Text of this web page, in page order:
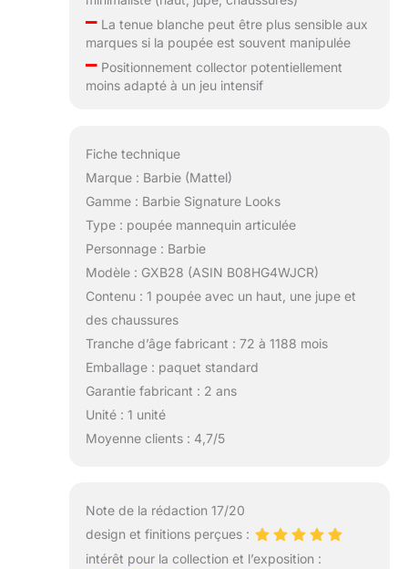
–La tenue blanche peut être plus sensible aux
marques si la poupée est souvent manipulée
–Positionnement collector potentiellement
moins adapté à un jeu intensif
Fiche technique
Marque : Barbie (Mattel)
Gamme : Barbie Signature Looks
Type : poupée mannequin articulée
Personnage : Barbie
Modèle : GXB28 (ASIN B08HG4WJCR)
Contenu : 1 poupée avec un haut, une jupe et
des chaussures
Tranche d’âge fabricant : 72 à 1188 mois
Emballage : paquet standard
Garantie fabricant : 2 ans
Unité : 1 unité
Moyenne clients : 4,7/5
Note de la rédaction 17/20
design et finitions perçues :
intérêt pour la collection et l’exposition :